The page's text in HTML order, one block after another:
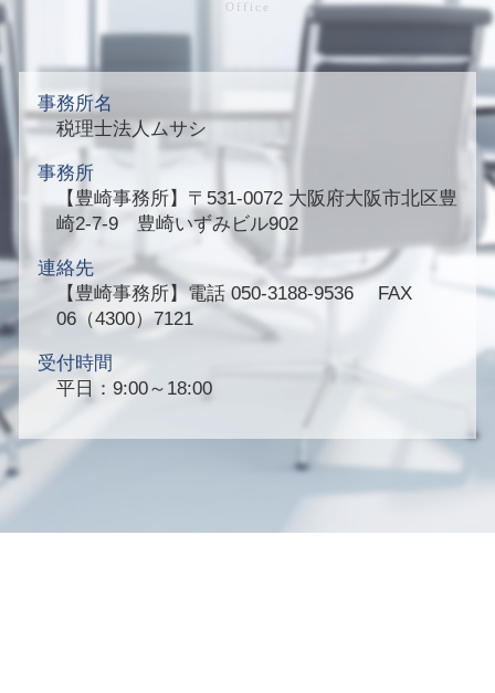
事務所名
税理士法人ムサシ
事務所
【豊崎事務所】 〒531-0072 大阪府大阪市北区豊
崎2-7-9 豊崎いずみビル902
連絡先
【豊崎事務所】電話 050-3188-9536 FAX
06（4300）7121
受付時間
平日：9:00～18:00